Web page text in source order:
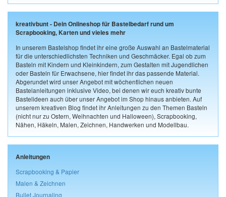
kreativbunt - Dein Onlineshop für Bastelbedarf rund um
Scrapbooking, Karten und vieles mehr
In unserem Bastelshop findet ihr eine große Auswahl an Bastelmaterial
für die unterschiedlichsten Techniken und Geschmäcker. Egal ob zum
Basteln mit Kindern und Kleinkindern, zum Gestalten mit Jugendlichen
oder Basteln für Erwachsene, hier findet ihr das passende Material.
Abgerundet wird unser Angebot mit wöchentlichen neuen
Bastelanleitungen inklusive Video, bei denen wir euch kreativ bunte
Bastelideen auch über unser Angebot im Shop hinaus anbieten. Auf
unserem kreativen Blog findet ihr Anleitungen zu den Themen Basteln
(nicht nur zu Ostern, Weihnachten und Halloween), Scrapbooking,
Nähen, Häkeln, Malen, Zeichnen, Handwerken und Modellbau.
Anleitungen
Scrapbooking & Papier
Malen & Zeichnen
Bullet Journaling